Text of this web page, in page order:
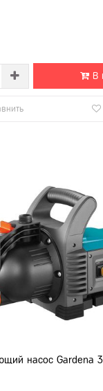
В
насос Gardena